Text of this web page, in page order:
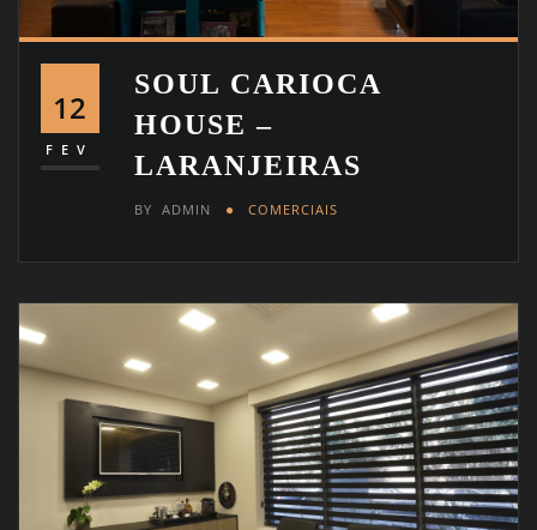
12
FEV
SOUL CARIOCA
HOUSE –
LARANJEIRAS
BY ADMIN COMERCIAIS